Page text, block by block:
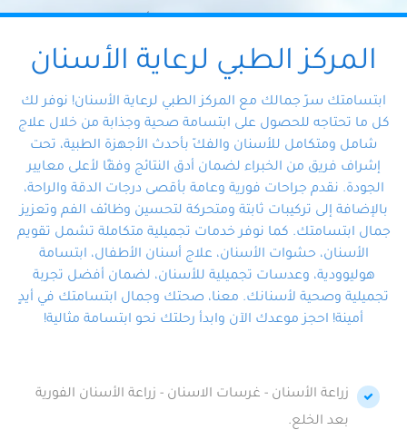
احتياجات الأسنان تحت سقف واحد،
وتضمن لك حلاً شاملًا لجميع
المتخصص ذوي الخبرة، ستجد نفسك
في أيد أمينة تلبي احتياجاتك بكل
احترافية ودقة.
المركز الطبي لرعاية الأسنان
ابتسامتك سرّ جمالك مع المركز الطبي لرعاية الأسنان! نوفر لك
كل ما تحتاجه للحصول على ابتسامة صحية وجذابة من خلال علاج
شامل ومتكامل للأسنان والفكّ بأحدث الأجهزة الطبية، تحت
إشراف فريق من الخبراء لضمان أدق النتائج وفقًا لأعلى معايير
الجودة. نقدم جراحات فورية وعامة بأقصى درجات الدقة والراحة،
بالإضافة إلى تركيبات ثابتة ومتحركة لتحسين وظائف الفم وتعزيز
جمال ابتسامتك. كما نوفر خدمات تجميلية متكاملة تشمل تقويم
الأسنان، حشوات الأسنان، علاج أسنان الأطفال، ابتسامة
هوليوودية، وعدسات تجميلية للأسنان، لضمان أفضل تجربة
تجميلية وصحية لأسنانك. معنا، صحتك وجمال ابتسامتك في أيدٍ
أمينة! احجز موعدك الآن وابدأ رحلتك نحو ابتسامة مثالية!
زراعة الأسنان - غرسات الاسنان - زراعة الأسنان الفورية
بعد الخلع.